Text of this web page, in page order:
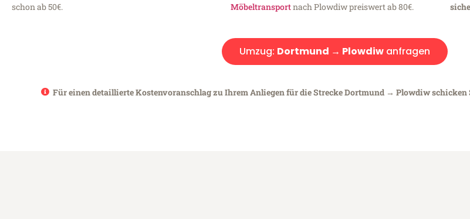
schon ab 50€.
Möbeltransportnach Plowdiw preiswert ab 80€.
Umzug: Dortmund → Plowdiwanfragen
Für einen detaillierte Kostenvoranschlag zu Ihrem Anliegen für die Strecke Dortmund → Plowdiw schicken